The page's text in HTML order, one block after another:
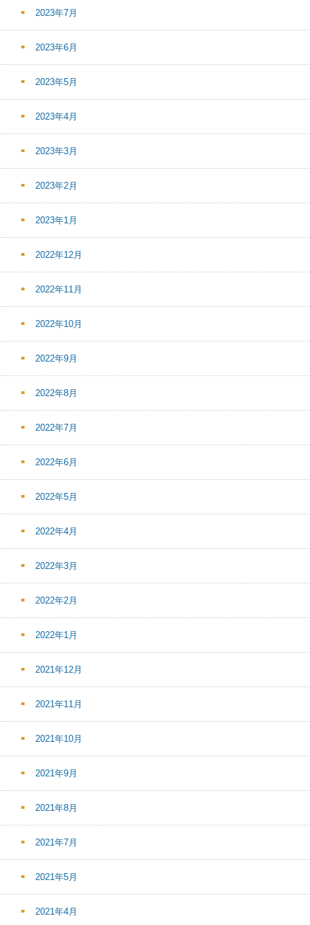
2023年7月
2023年6月
2023年5月
2023年4月
2023年3月
2023年2月
2023年1月
2022年12月
2022年11月
2022年10月
2022年9月
2022年8月
2022年7月
2022年6月
2022年5月
2022年4月
2022年3月
2022年2月
2022年1月
2021年12月
2021年11月
2021年10月
2021年9月
2021年8月
2021年7月
2021年5月
2021年4月